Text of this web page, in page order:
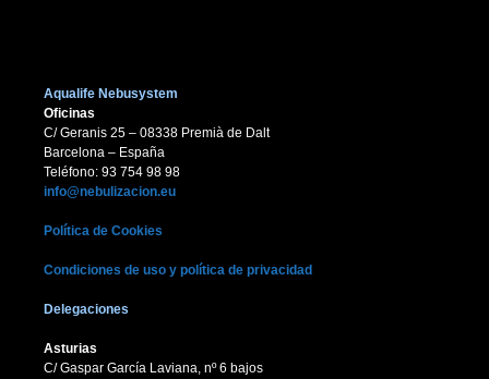
Aqualife Nebusystem
Oficinas
C/ Geranis 25 – 08338 Premià de Dalt
Barcelona – España
Teléfono: 93 754 98 98
info@nebulizacion.eu
Política de Cookies
Condiciones de uso y política de privacidad
Delegaciones
Asturias
C/ Gaspar García Laviana, nº 6 bajos